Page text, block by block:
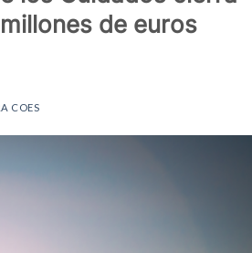
de euros
COES